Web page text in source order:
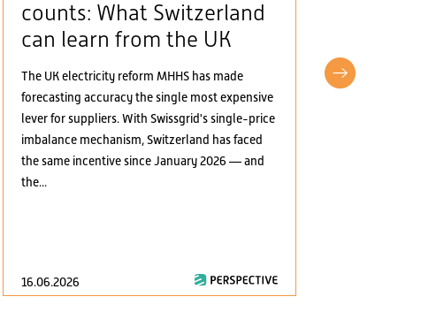
counts: What Switzerland
can learn from the UK
The UK electricity reform MHHS has made
forecasting accuracy the single most expensive
lever for suppliers. With Swissgrid's single-price
imbalance mechanism, Switzerland has faced
the same incentive since January 2026 — and
the...
16.06.2026